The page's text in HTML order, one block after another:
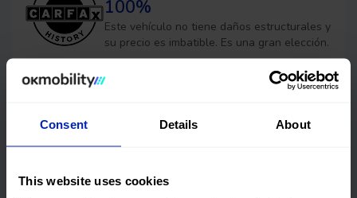
Consent Details About
This website uses cookies
100%
Este vehículo no tiene daños estructurales y
su precio es imbatible. Es una gran elección.
The Showroom - Calonge (Barcelona)
08281 Calonge de Segarra,